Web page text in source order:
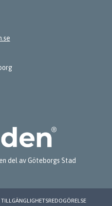
del av Göteborgs Stad
TILLGÄNGLIGHETSREDOGÖRELSE